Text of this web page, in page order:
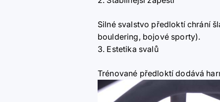
Silné svalstvo předloktí chrání
bouldering, bojové sporty).
3. Estetika svalů
Trénované předloktí dodává